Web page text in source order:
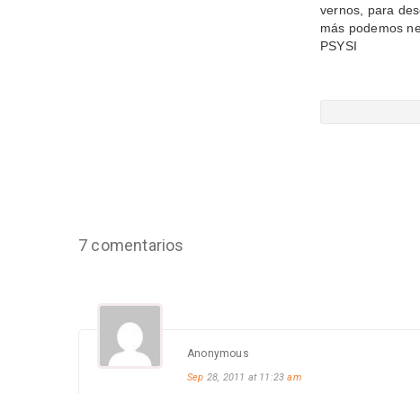
vernos, para
más podemos
PSYSI
7 comentarios
Anonymous
Sep 28, 2011 at 11:23am